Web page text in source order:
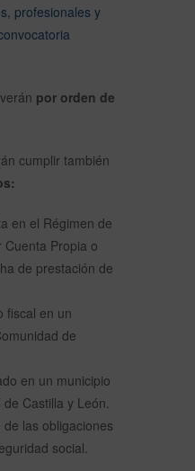
profesionales y
por orden de
cumplir también
en el Régimen de
Propia o
de prestación de
fiscal en un
de
en un municipio
Castilla y León.
las obligaciones
social.